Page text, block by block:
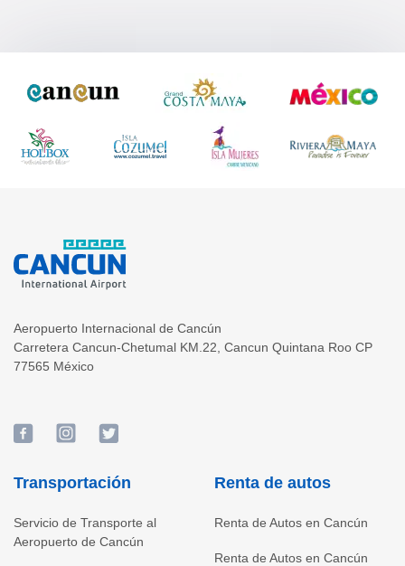
Aeropuerto Internacional de Cancún
Carretera Cancun-Chetumal KM.22 Cancun Quintana Roo CP
77565 México
Transportación
Servicio de Transporte al
Aeropuerto de Cancún
Renta de autos
Renta de Autos en Cancún
Renta de Autos en Cancún